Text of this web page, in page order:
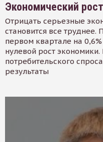
Экономический
Отрицать серьезные
становится все
первом квартале на
нулевой рост
потребительского
результаты